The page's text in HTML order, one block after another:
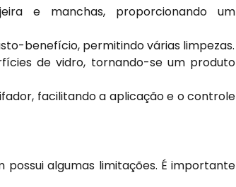
e manchas, proporcionando um
benefício, permitindo várias limpezas.
de vidro, tornando-se um produto
facilitando a aplicação e o controle
possui algumas limitações. É importante